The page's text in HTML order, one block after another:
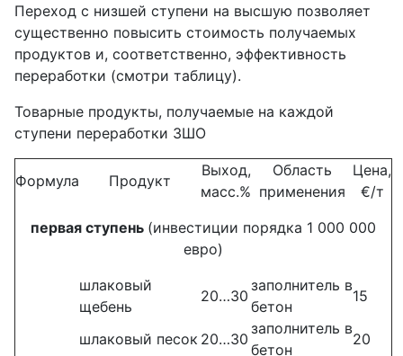
Переход с низшей ступени на высшую позволяет
существенно повысить стоимость получаемых
продуктов и, соответственно, эффективность
переработки (смотри таблицу).
Товарные продукты, получаемые на каждой
ступени переработки ЗШО
Формула Продукт
Выход,
масс.%
Область
применения
Цена,
€/т
первая ступень (инвестиции порядка 1 000 000
евро)
шлаковый
щебень
20…30
заполнитель в
бетон
15
шлаковый песок 20…30
заполнитель в
бетон
20